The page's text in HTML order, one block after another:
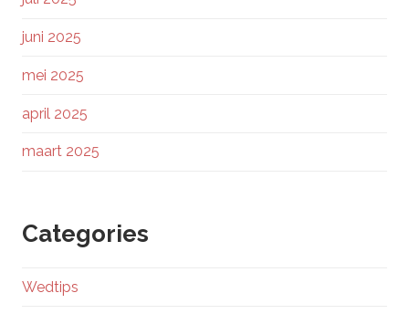
juni 2025
mei 2025
april 2025
maart 2025
Categories
Wedtips